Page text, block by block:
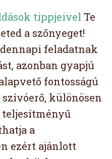
tippjeivel Te
a szőnyeget!
feladatnak
azonban gyapjú
fontosságú
szívóerő, különösen
teljesítményű
a
ezért ajánlott